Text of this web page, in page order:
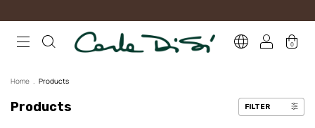
0
Home . Products
Products FILTER